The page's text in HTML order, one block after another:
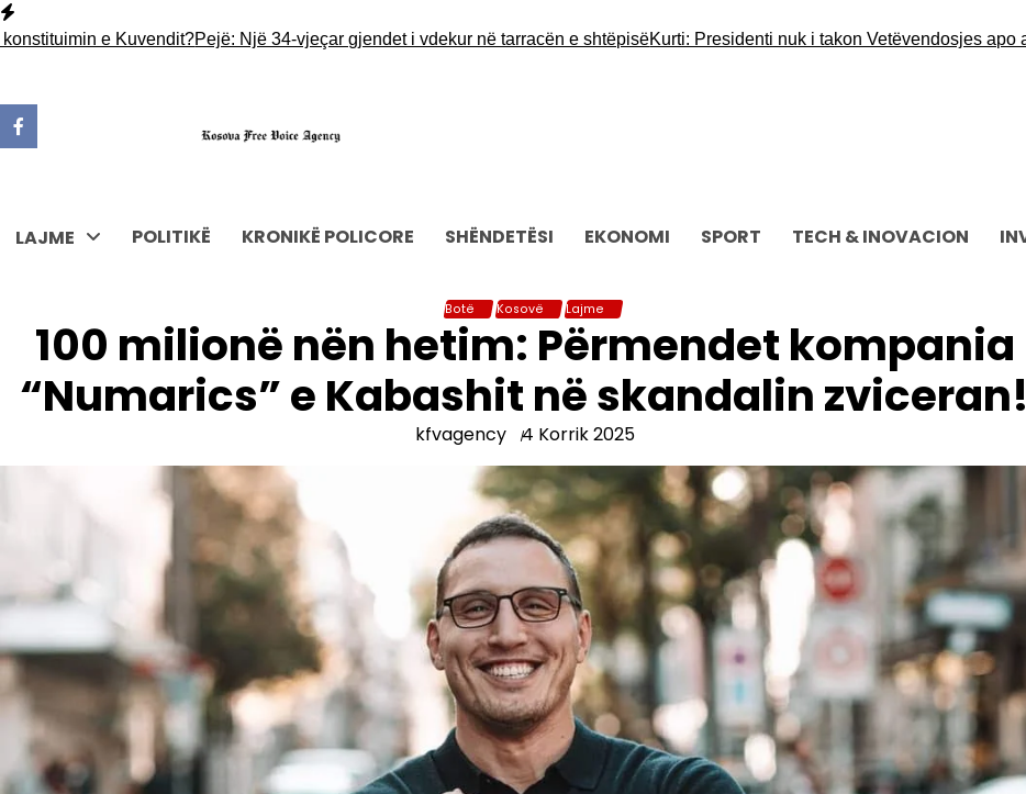
Skip
to
e Kuvendit?Pejë: Një 34-vjeçar gjendet i vdekur në tarracën e shtëpisëKurti: Presidenti nuk i takon Vetëvendosjes apo asnjë
LAJME POLITIKË KRONIKË POLICORE SHËNDETËSI EKONOMI SPORT TECH & INOVACION
Botë Kosovë Lajme
100 milionë nën hetim: Përmendet kompania
“Numarics” e Kabashit në skandalin zviceran!
kfvagency 4 Korrik 2025